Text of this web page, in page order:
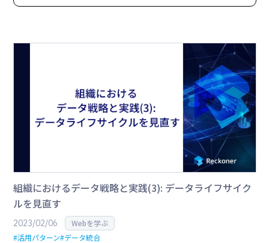
組織におけるデータ戦略と実践(3): データライフサイク
ルを見直す
2023/02/06
Webを学ぶ
#活用パターン#データ統合